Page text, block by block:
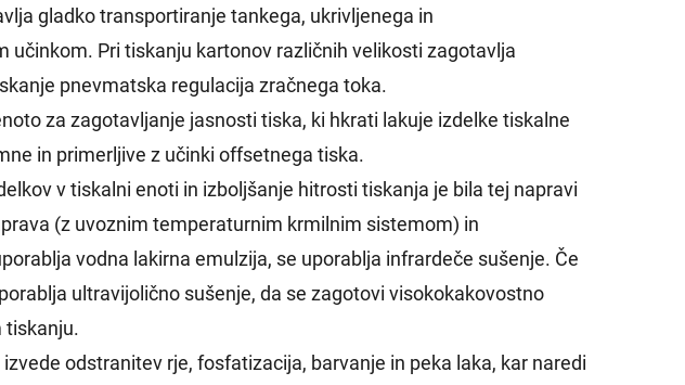
gladko transportiranje tankega, ukrivljenega in
učinkom. Pri tiskanju kartonov različnih velikosti zagotavlja
pnevmatska regulacija zračnega toka.
za zagotavljanje jasnosti tiska, ki hkrati lakuje izdelke tiskalne
in primerljive z učinki offsetnega tiska.
v tiskalni enoti in izboljšanje hitrosti tiskanja je bila tej napravi
(z uvoznim temperaturnim krmilnim sistemom) in
vodna lakirna emulzija, se uporablja infrardeče sušenje. Če
ultravijolično sušenje, da se zagotovi visokokakovostno
tiskanju.
odstranitev rje, fosfatizacija, barvanje in peka laka, kar naredi